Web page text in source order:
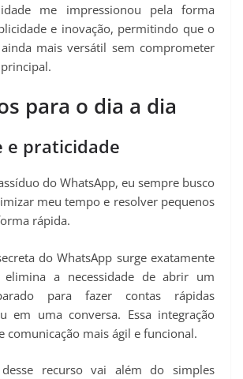
me impressionou pela forma
e inovação, permitindo que o
mais versátil sem comprometer
para o dia a dia
e praticidade
do WhatsApp, eu sempre busco
meu tempo e resolver pequenos
rápida.
do WhatsApp surge exatamente
a necessidade de abrir um
para fazer contas rápidas
em uma conversa. Essa integração
comunicação mais ágil e funcional.
recurso vai além do simples